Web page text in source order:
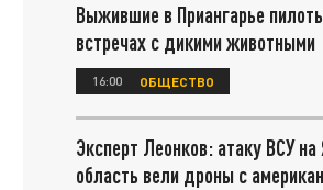
Выжившие в Приангарье
встречах с дикими животными
16:00 ОБЩЕСТВО
Эксперт Леонков: атаку ВСУ
область вели дроны с